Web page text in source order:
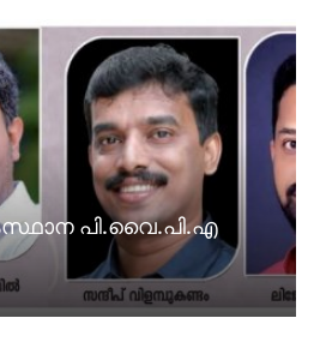
പി.വൈ.പി.എ